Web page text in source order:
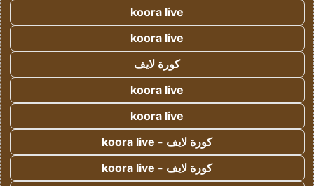
koora live
koora live
كورة لايف
koora live
koora live
كورة لايف - koora live
كورة لايف - koora live